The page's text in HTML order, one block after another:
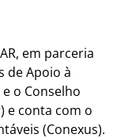
em parceria
de Apoio à
o Conselho
e conta com o
(Conexus).